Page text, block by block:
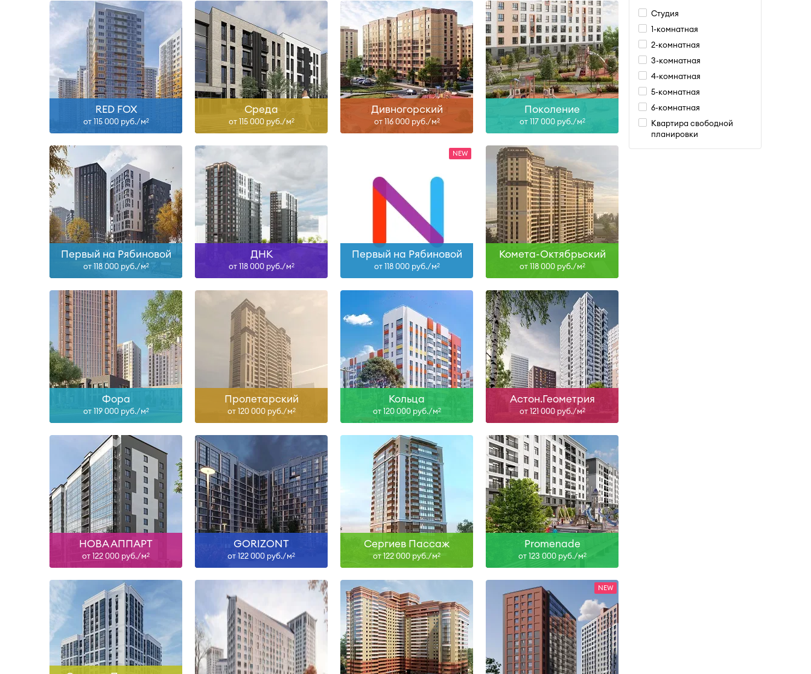
RED FOX
от 115 000 руб./м2
Среда
от 115 000 руб./м2
Дивногорский
от 116 000 руб./м2
Поколение
от 117 000 руб./м2
Первый на Рябиновой
от 118 000 руб./м2
IV-26
Узнать больше
ДНК
от 118 000 руб./м2
II-28
Узнать больше
Первый на Рябиновой
от 118 000 руб./м2
II-27
Узнать больше
Комета-Октябрьский
от 118 000 руб./м2
Сдан
Узнать больше
Фора
от 119 000 руб./м2
IV-26, II-27, II-29
Узнать больше
Пролетарский
от 120 000 руб./м2
Сдан
Узнать больше
Кольца
от 120 000 руб./м2
Сдан
Узнать больше
Астон.Геометрия
от 121 000 руб./м2
IV-26
Узнать больше
НОВА АППАРТ
от 122 000 руб./м2
Сдан
Узнать больше
GORIZONT
от 122 000 руб./м2
II-28
Узнать больше
Сергиев Пассаж
от 122 000 руб./м2
Сдан
Узнать больше
Promenade
от 123 000 руб./м2
Сдан
Узнать больше
III-26
Узнать больше
III-27, IV-28
Узнать больше
Сдан
Узнать больше
II-27
Узнать больше
Сдан
Узнать больше
Сдан, I-28
Узнать больше
Сдан
Узнать больше
IV-26, IV-27
Узнать больше
Студия
1-комнатная
2-комнатная
3-комнатная
4-комнатная
5-комнатная
6-комнатная
Квартира свободной
планировки